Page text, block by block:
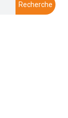
Recherche